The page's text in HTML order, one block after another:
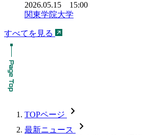
2026.05.15 15:00
関東学院大学
すべてを見る
TOPページ chevron_forward
最新ニュース chevron_forward